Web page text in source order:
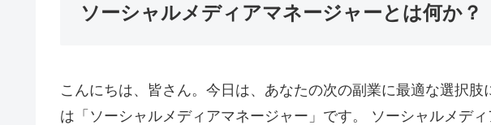
ソーシャルメディアマネージャーとは何か？
こんにちは、皆さん。今日は、あなたの次の副業に最適な選択
は「ソーシャルメディアマネージャー」です。 ソーシャルメデ